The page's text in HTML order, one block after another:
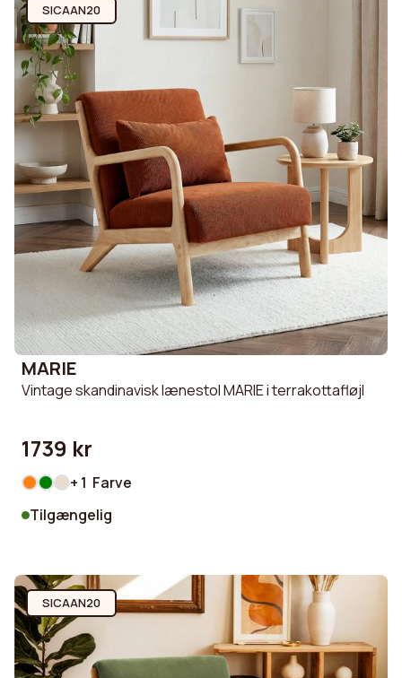
SICAAN20
MARIE
Vintage skandinavisk lænestol MARIE i terrakottafløjl
1739 kr
+ 1 Farve
Tilgængelig
SICAAN20